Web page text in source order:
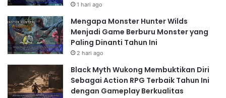
1 hari ago
Mengapa Monster Hunter Wilds
Menjadi Game Berburu Monster yang
Paling Dinanti Tahun Ini
2 hari ago
Black Myth Wukong Membuktikan Diri
Sebagai Action RPG Terbaik Tahun Ini
dengan Gameplay Berkualitas